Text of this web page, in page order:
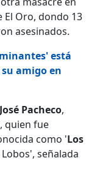
El Oro, dondo 13
asesinados.
está
amigo en
José Pacheco,
quien fue
como 'Los
señalada